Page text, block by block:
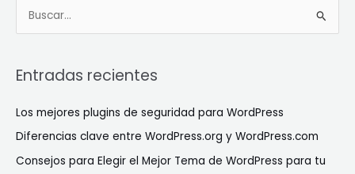
c
o
Entradas recientes
Los mejores plugins de seguridad para WordPress
Diferencias clave entre WordPress.org y WordPress.com
Consejos para Elegir el Mejor Tema de WordPress para tu